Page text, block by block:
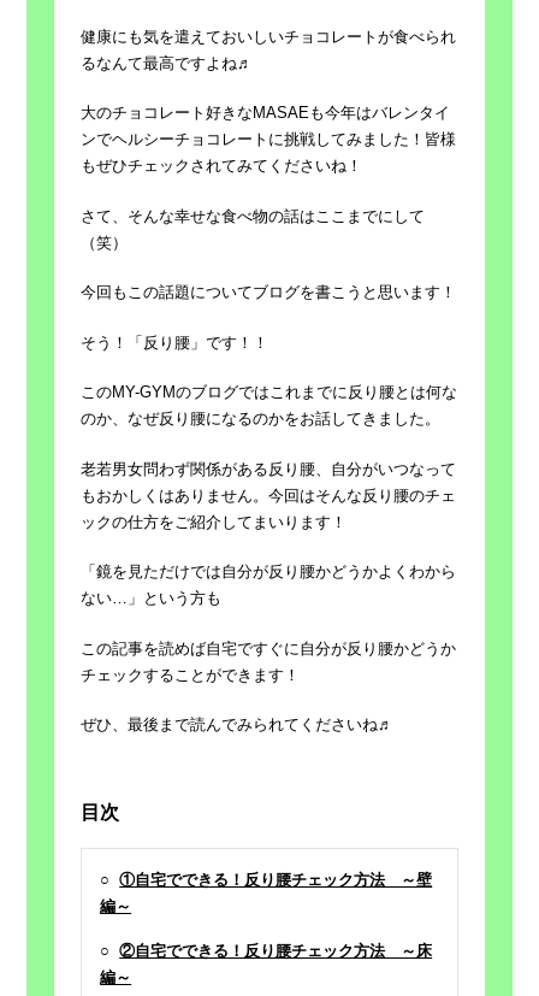
健康にも気を遣えておいしいチョコレートが食べられ
るなんて最高ですよね♬
大のチョコレート好きなMASAEも今年はバレンタイ
ンでヘルシーチョコレートに挑戦してみました！皆様
もぜひチェックされてみてくださいね！
さて、そんな幸せな食べ物の話はここまでにして
（笑）
今回もこの話題についてブログを書こうと思います！
そう！「反り腰」です！！
このMY-GYMのブログではこれまでに反り腰とは何な
のか、なぜ反り腰になるのかをお話してきました。
老若男女問わず関係がある反り腰、自分がいつなって
もおかしくはありません。今回はそんな反り腰のチェ
ックの仕方をご紹介してまいります！
「鏡を見ただけでは自分が反り腰かどうかよくわから
ない…」という方も
この記事を読めば自宅ですぐに自分が反り腰かどうか
チェックすることができます！
ぜひ、最後まで読んでみられてくださいね♬
目次
○①自宅でできる！反り腰チェック方法 ～壁
編～
○②自宅でできる！反り腰チェック方法 ～床
編～